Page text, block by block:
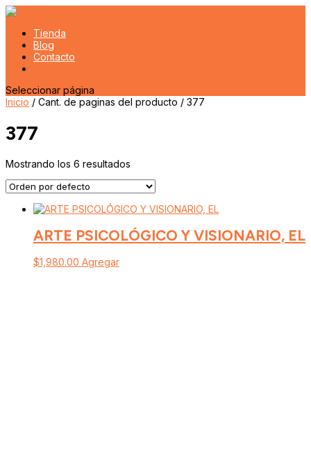
Tienda
Blog
Contacto
Seleccionar página
Inicio / Cant. de paginas del producto / 377
377
Mostrando los 6 resultados
ARTE PSICOLÓGICO Y VISIONARIO, EL
$1,980.00 Agregar